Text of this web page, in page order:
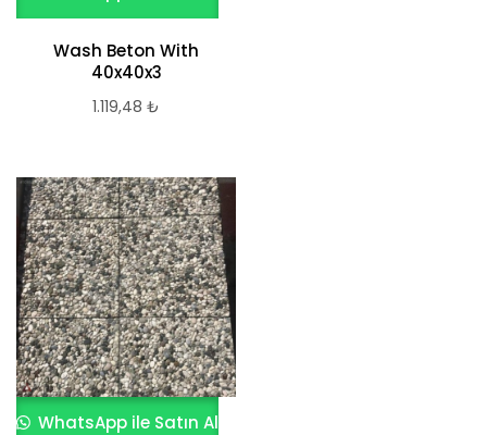
Wash Beton With
40x40x3
1.119,48 ₺
WhatsApp ile Satın Al